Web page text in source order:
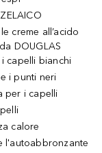
creme all’acido
DOUGLAS
capelli bianchi
i punti neri
per i capelli
calore
l'autoabbronzante